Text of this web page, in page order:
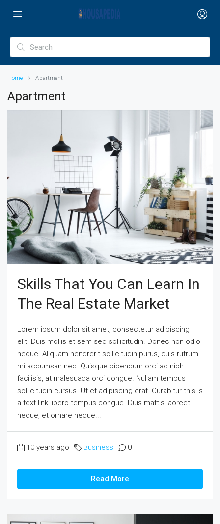
Home Apartment
Apartment
Skills That You Can Learn In
The Real Estate Market
Lorem ipsum dolor sit amet, consectetur adipiscing
elit. Duis mollis et sem sed sollicitudin. Donec non odio
neque. Aliquam hendrerit sollicitudin purus, quis rutrum
mi accumsan nec. Quisque bibendum orci ac nibh
facilisis, at malesuada orci congue. Nullam tempus
sollicitudin cursus. Ut et adipiscing erat. Curabitur this is
a text link libero tempus congue. Duis mattis laoreet
neque, et ornare neque...
10 years ago Business 0
Read More